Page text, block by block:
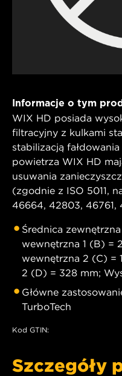
Informacje o tym
WIX HD posiada
filtracyjny z kulkami
stabilizacją
powietrza WIX HD
usuwania
(zgodnie z ISO 5011,
46664, 42803, 46761,
Średnica
wewnętrzna 1 (B) =
wewnętrzna 2 (C) =
2 (D) = 328 mm;
Główne
TurboTech
Kod GTIN:
Szczegóły